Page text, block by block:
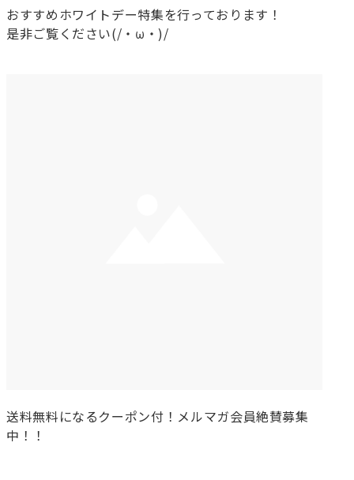
おすすめホワイトデー特集を行っております！
是非ご覧ください(/・ω・)/
送料無料になるクーポン付！メルマガ会員絶賛募集
中！！